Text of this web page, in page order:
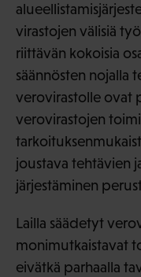
virastojen välisiä
riittävän kokoisia
säännösten nojalla
verovirastolle ovat
verovirastojen
joustava tehtävien
järjestäminen
Lailla säädetyt
monimutkaistavat
eivätkä parhaalla